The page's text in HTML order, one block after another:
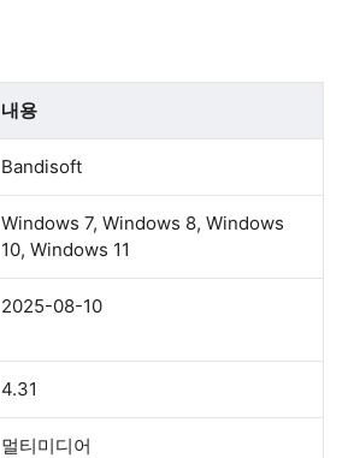
내용
Bandisoft
Windows 7, Windows 8, Windows
10, Windows 11
2025-08-10
4.31
멀티미디어